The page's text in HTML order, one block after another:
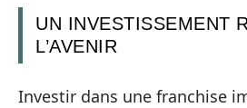
UN INVESTISSEMENT
L’AVENIR
Investir dans une franchise